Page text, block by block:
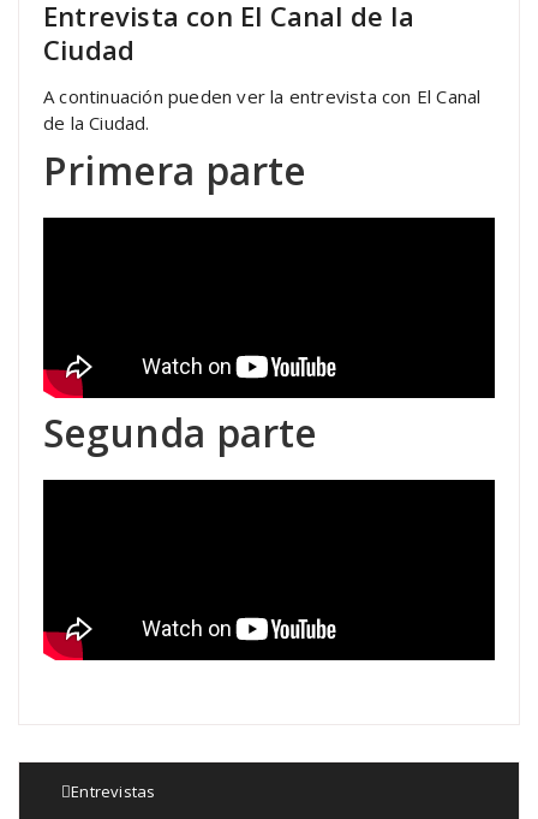
Entrevista con El Canal de la
Ciudad
A continuación pueden ver la entrevista con El Canal
de la Ciudad.
Primera parte
Segunda parte
Entrevistas